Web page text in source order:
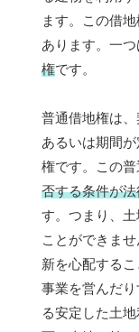
ます。この借
あります。一つ
権です。
普通借地権は、
あるいは期間
権です。この普
否する条件が
す。つまり、
ことができま
新を心配する
事業を営んだ
る安定した土